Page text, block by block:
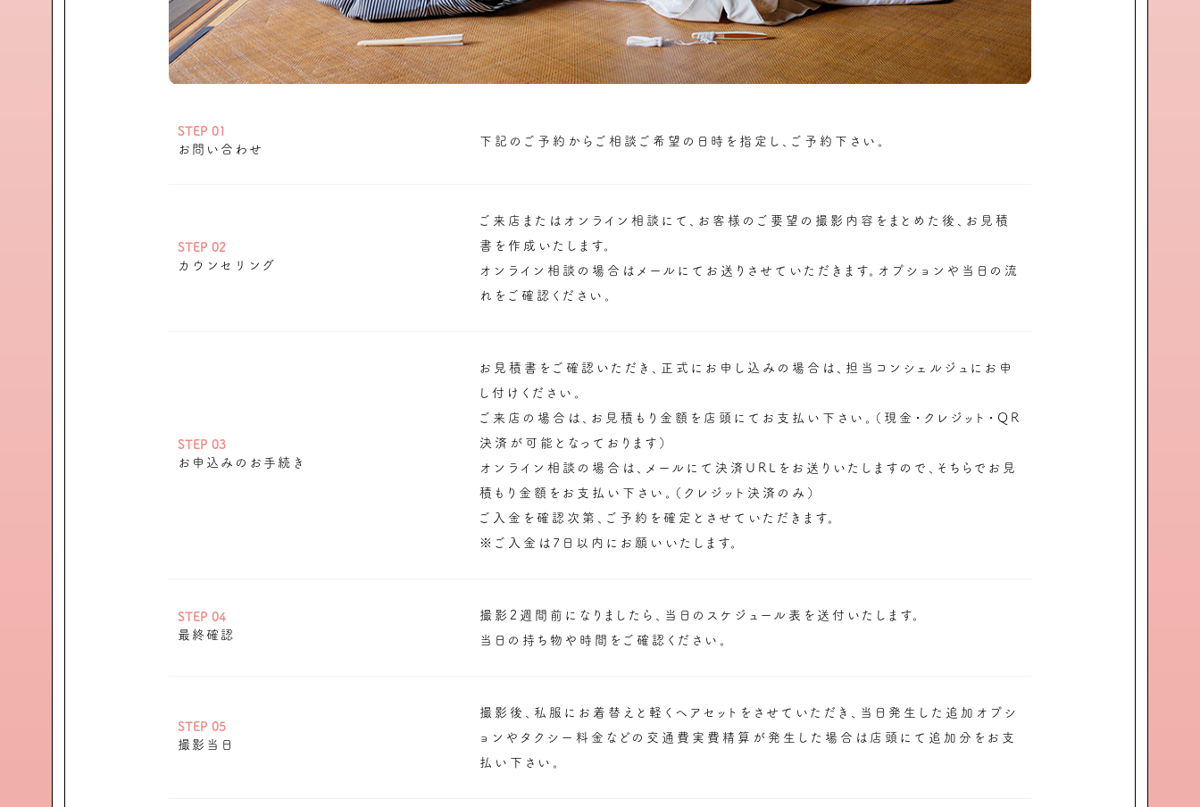
STEP 01
お問い合わせ
下記のご予約からご相談ご希望の日時を指定し、ご予約下さい。
STEP 02
カウンセリング
ご来店またはオンライン相談にて、お客様のご要望の撮影内容をまとめた後、お見積
書を作成いたします。
オンライン相談の場合はメールにてお送りさせていただきます。オプションや当日の流
れをご確認ください。
STEP 03
お申込みのお手続き
お見積書をご確認いただき、正式にお申し込みの場合は、担当コンシェルジュにお申
し付けください。
ご来店の場合は、お見積もり金額を店頭にてお支払い下さい。（現金・クレジット・QR
決済が可能となっております）
オンライン相談の場合は、メールにて決済URLをお送りいたしますので、そちらでお見
積もり金額をお支払い下さい。（クレジット決済のみ）
ご入金を確認次第、ご予約を確定とさせていただきます。
※ご入金は7日以内にお願いいたします。
STEP 04
最終確認
撮影2週間前になりましたら、当日のスケジュール表を送付いたします。
当日の持ち物や時間をご確認ください。
STEP 05
撮影当日
撮影後、私服にお着替えと軽くヘアセットをさせていただき、当日発生した追加オプシ
ョンやタクシー料金などの交通費実費精算が発生した場合は店頭にて追加分をお支
払い下さい。